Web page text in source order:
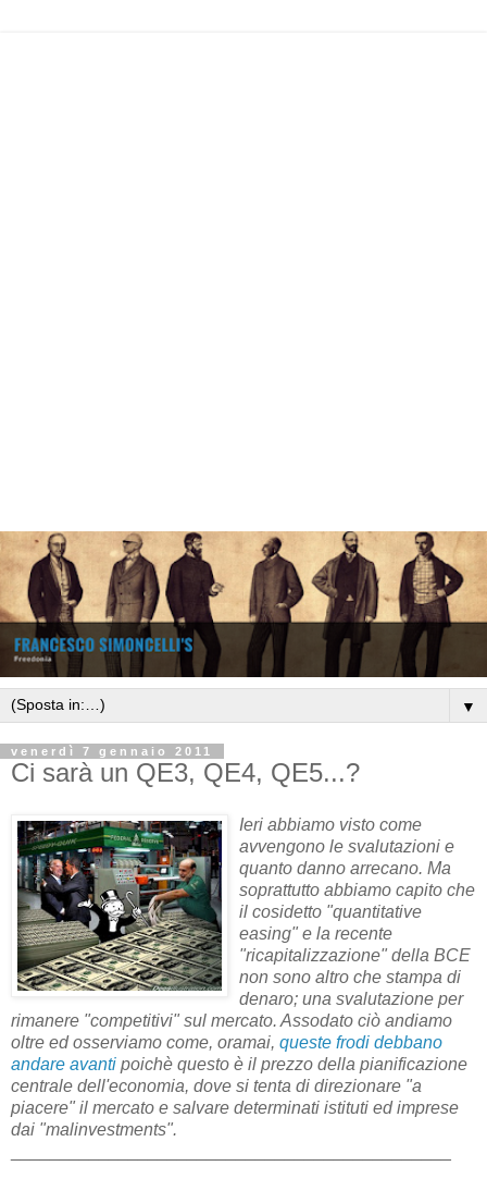
▼
venerdì 7 gennaio 2011
Ci sarà un QE3, QE4, QE5...?
Ieri abbiamo visto come
avvengono le svalutazioni e
quanto danno arrecano. Ma
soprattutto abbiamo capito che
il cosidetto "quantitative
easing" e la recente
"ricapitalizzazione" della BCE
non sono altro che stampa di
denaro; una svalutazione per
rimanere "competitivi" sul mercato. Assodato ciò andiamo
oltre ed osserviamo come, oramai, queste frodi debbano
andare avanti poichè questo è il prezzo della pianificazione
centrale dell'economia, dove si tenta di direzionare "a
piacere" il mercato e salvare determinati istituti ed imprese
dai "malinvestments".